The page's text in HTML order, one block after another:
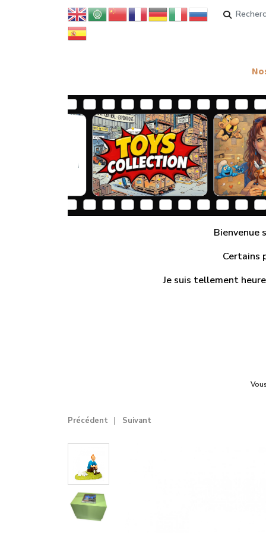
Rechercher
Bienvenue
Certains
Je suis tellement
Précédent Suivant